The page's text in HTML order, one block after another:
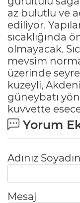
az bulutlu ve
ediliyor.
sıcaklığında
olmayacak.
mevsim
üzerinde
kuzeyli,
güneybatı
kuvvette
Yorum
Adınız
Mesaj